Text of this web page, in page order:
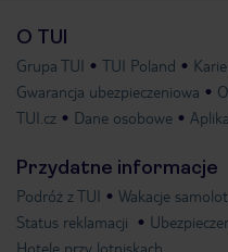
O TUI
Grupa TUI TUI Poland
Gwarancja ubezpieczeniowa
TUI.cz
Dane osobowe
Przydatne informacje
Podróż z TUI Wakacje
Status reklamacji
Hotele przy lotniskach